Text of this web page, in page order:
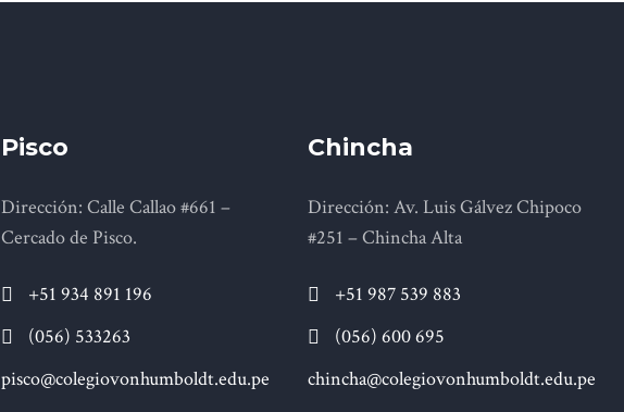
Pisco
Dirección: Calle Callao #661 –
Cercado de Pisco.
+51 934 891 196
(056) 533263
pisco@colegiovonhumboldt.edu.pe
Chincha
Dirección: Av. Luis Gálvez Chipoco
#251 – Chincha Alta
+51 987 539 883
(056) 600 695
chincha@colegiovonhumboldt.edu.pe